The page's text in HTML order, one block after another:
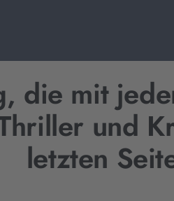
die mit
und
letzten